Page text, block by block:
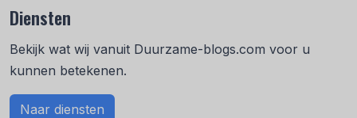
Diensten
Bekijk wat wij vanuit Duurzame-blogs.com voor u
kunnen betekenen.
Naar diensten